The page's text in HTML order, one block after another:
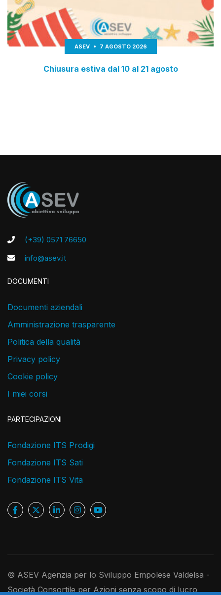
ASEV 7 AGOSTO 2026
Chiusura estiva dal 10 al 21 agosto
(+39) 0571 76650
info@asev.it
DOCUMENTI
Documenti aziendali
Amministrazione trasparente
Politica della qualità
Privacy policy
Cookie policy
I miei corsi
PARTECIPAZIONI
Fondazione ITS Prodigi
Fondazione ITS Sati
Fondazione ITS Vita
© ASEV Agenzia per lo Sviluppo Empolese Valdelsa -
Società Consortile per Azioni senza scopo di lucro